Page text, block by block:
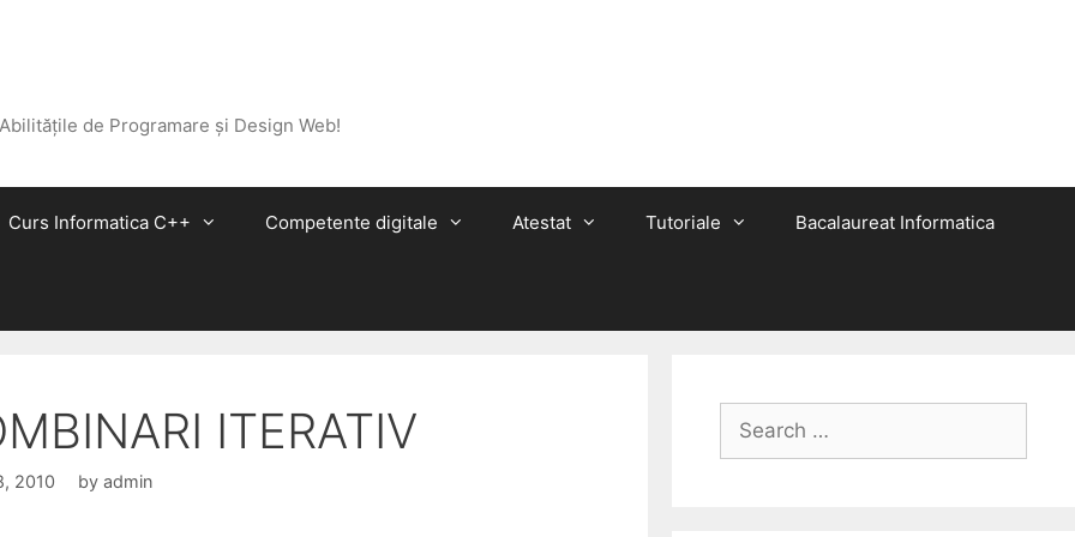
de Programare și Design Web!
Curs Informatica C++ Competente digitale Atestat Tutoriale Bacalaureat Informatica
ITERATIV
2010 by admin
Search
for: